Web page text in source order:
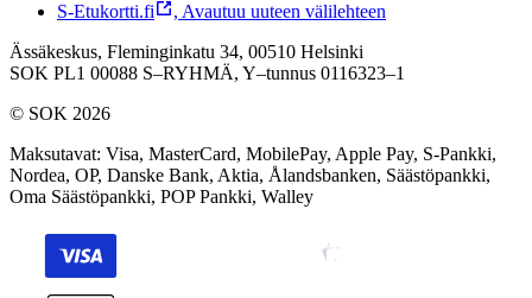
S-Etukortti.fi
, Avautuu uuteen välilehteen
Ässäkeskus, Fleminginkatu 34, 00510 Helsinki
SOK PL1 00088 S–RYHMÄ, Y–tunnus 0116323–1
© SOK 2026
Maksutavat: Visa, MasterCard, MobilePay, Apple Pay, S-Pankki,
Nordea, OP, Danske Bank, Aktia, Ålandsbanken, Säästöpankki,
Oma Säästöpankki, POP Pankki, Walley